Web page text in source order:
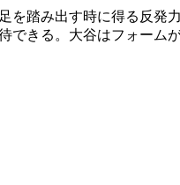
を踏み出す時に得る反発
できる。大谷はフォーム